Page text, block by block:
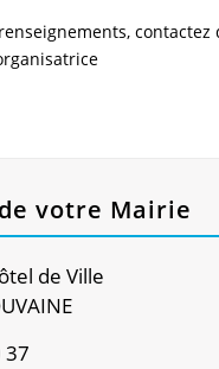
votre Mairie
de Ville
37